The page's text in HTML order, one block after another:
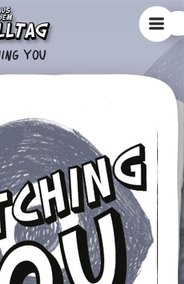
YOU
ERFAHRE MEHR, LIES UNSERE TIPPS UND INFOS
TIPPS
KURZ GESAGT
GEH DIREKT ZUR NÄCHSTEN GESCHICHTE